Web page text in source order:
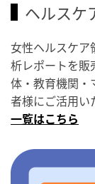
ヘルスケ
女性ヘルスケア
析レポートを
体・教育機関・
者様にご活用い
一覧はこちら